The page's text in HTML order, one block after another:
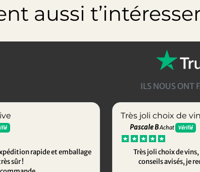
aussi
ILS NOUS ONT
rapide et emballage
sûr !
Très joli choix de
Pascale BAchat Vérifié
Très joli choix de
conseils avisés, je